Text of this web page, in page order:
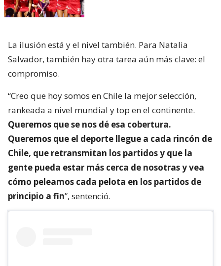
La ilusión está y el nivel también. Para Natalia
Salvador, también hay otra tarea aún más clave: el
compromiso.
“Creo que hoy somos en Chile la mejor selección,
rankeada a nivel mundial y top en el continente.
Queremos que se nos dé esa cobertura.
Queremos que el deporte llegue a cada rincón de
Chile, que retransmitan los partidos y que la
gente pueda estar más cerca de nosotras y vea
cómo peleamos cada pelota en los partidos de
principio a fin”, sentenció.